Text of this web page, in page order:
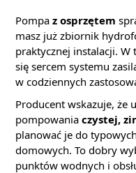
Pompa z osprzętem
masz już zbiornik
praktycznej instalacji. W
się sercem systemu
w codziennych
Producent wskazuje, że
pompowania czystej,
planować je do
domowych. To dobry
punktów wodnych i